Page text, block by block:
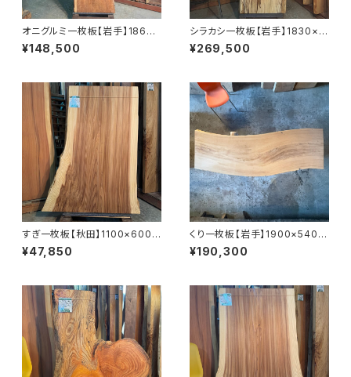
オニグルミ一枚板【岩手】1860×
410~610×45㎜【オイル塗装
仕上げ済み】
¥148,500
シラカシ一枚板【岩手】1830×5
70~650×56㎜【オイル塗装 仕
上げ済み】
¥269,500
すぎ一枚板【秋田】1100×600~
860×41㎜【オイル塗装 仕上げ
済み】
¥47,850
くり一枚板【岩手】1900×540~
610×48㎜【オイル塗装 仕上げ
済み】
¥190,300